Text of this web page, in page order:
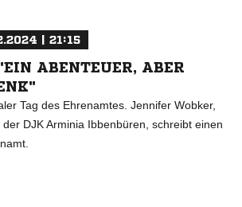
| 21:15
ABENTEUER, ABER
Tag des Ehrenamtes. Jennifer Wobker,
DJK Arminia Ibbenbüren, schreibt einen